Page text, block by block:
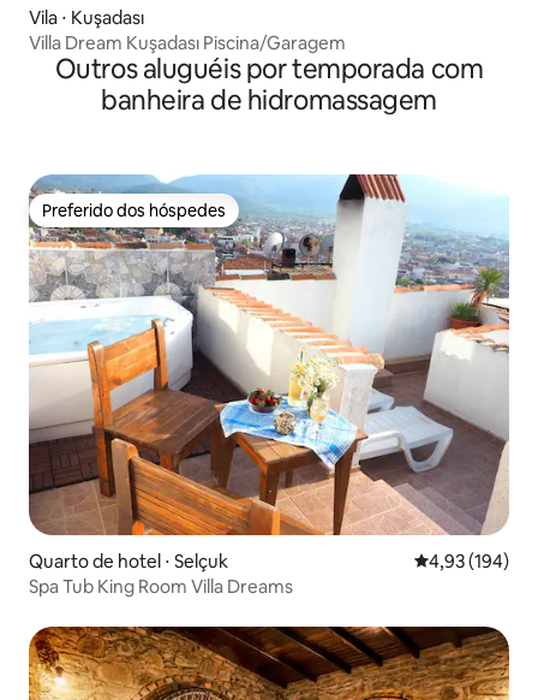
Vila ⋅ Kuşadası
Villa Dream Kuşadası Piscina/Garagem
Outros aluguéis por temporada com
banheira de hidromassagem
Preferido dos hóspedes
Preferido dos hóspedes
Quarto de hotel ⋅ Selçuk 4,93 de uma
4,93 (194)
Spa Tub King Room Villa Dreams